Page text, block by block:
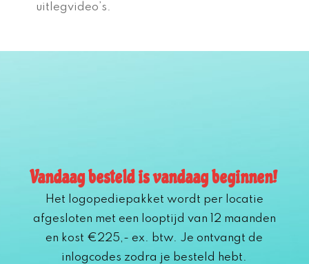
uitlegvideo’s.
Vandaag besteld is vandaag beginnen!
Het logopediepakket wordt per locatie
afgesloten met een looptijd van 12 maanden
en kost €225,- ex. btw. Je ontvangt de
inlogcodes zodra je besteld hebt.